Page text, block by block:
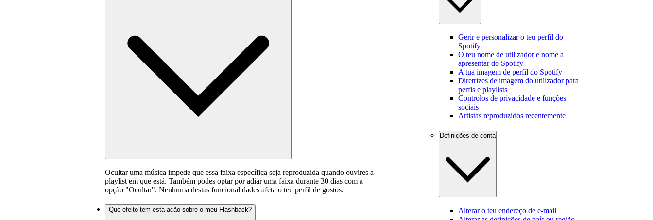
Ocultar uma música impede que essa faixa específica seja reproduzida quando ouvires a
playlist em que está. Também podes optar por adiar uma faixa durante 30 dias com a
opção "Ocultar". Nenhuma destas funcionalidades afeta o teu perfil de gostos.
Que efeito tem esta ação sobre o meu Flashback?
Gerir e personalizar o teu perfil do
Spotify
O teu nome de utilizador e nome a
apresentar do Spotify
A tua imagem de perfil do Spotify
Diretrizes de imagem do utilizador para
perfis e playlists
Controlos de privacidade e funções
sociais
Artistas reproduzidos recentemente
Definições de conta
Alterar o teu endereço de e-mail